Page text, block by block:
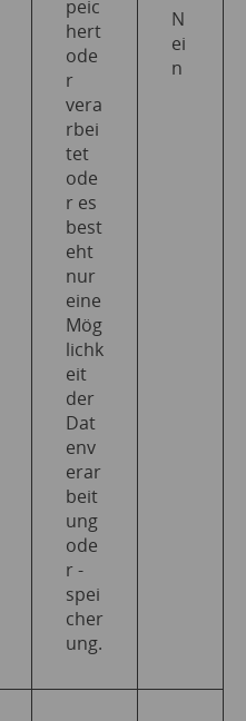
peic
hert
ode
r
vera
rbei
tet
ode
r es
best
eht
nur
eine
Mög
lichk
eit
der
Dat
env
erar
beit
ung
ode
r -
spei
cher
ung.
N
ei
n